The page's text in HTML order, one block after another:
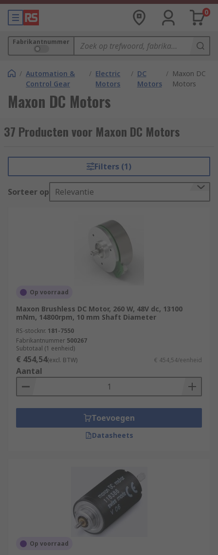
0
Fabrikantnummer
/ Automation &
Control Gear
/ Electric
Motors
/ DC
Motors
/ Maxon DC
Motors
Maxon DC Motors
37 Producten voor Maxon DC Motors
Filters (1)
Sorteer op Relevantie
Op voorraad
Maxon Brushless DC Motor, 260 W, 48V dc, 13100
mNm, 14800rpm, 10 mm Shaft Diameter
RS-stocknr. 181-7550
Fabrikantnummer 500267
Subtotaal (1 eenheid)
€ 454,54(excl. BTW) € 454,54/eenheid
Aantal
Toevoegen
Datasheets
Op voorraad